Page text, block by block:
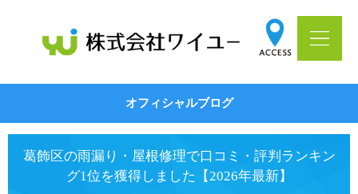
オフィシャルブログ
葛飾区の雨漏り・屋根修理で口コミ・評判ランキン
グ1位を獲得しました【2026年最新】